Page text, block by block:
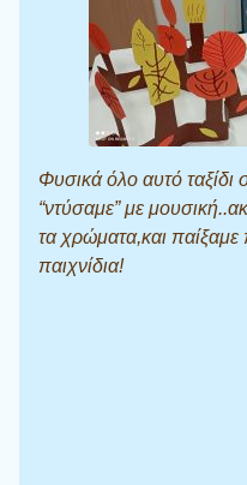
Φυσικά όλο αυτό
“ντύσαμε” με
τα χρώματα,και παίξαμε
παιχνίδια!